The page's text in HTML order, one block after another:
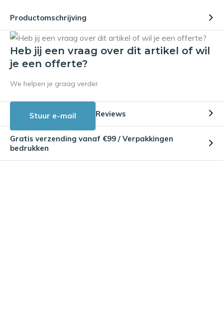
Productomschrijving
Heb jij een vraag over dit artikel of wil
je een offerte?
We helpen je graag verder
Stuur e-mail Reviews
Gratis verzending vanaf €99 / Verpakkingen
bedrukken